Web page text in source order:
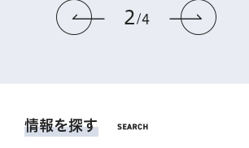
前のスライドを表示
2 4
情報を探す